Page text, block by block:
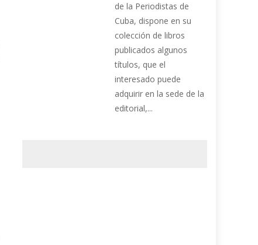
de la Periodistas de
Cuba, dispone en su
colección de libros
publicados algunos
títulos, que el
interesado puede
adquirir en la sede de la
editorial,...